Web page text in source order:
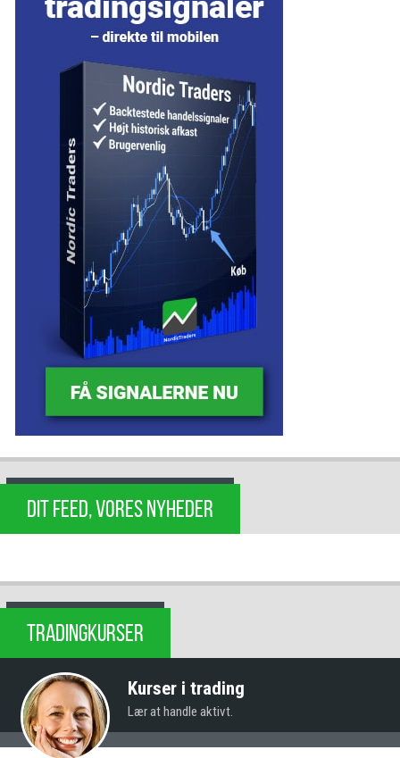
DIT FEED, VORES NYHEDER
TRADINGKURSER
Kurser i trading
Lær at handle aktivt.